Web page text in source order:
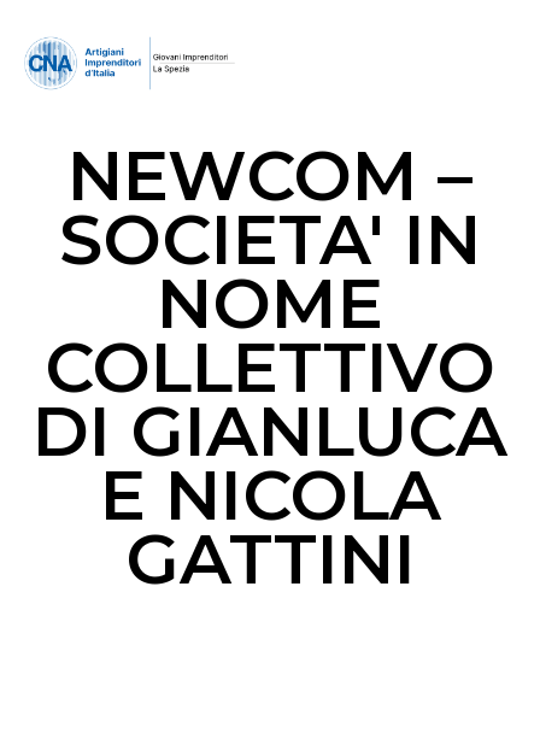
NEWCOM –
SOCIETA' IN
NOME
COLLETTIVO
DI GIANLUCA
E NICOLA
GATTINI